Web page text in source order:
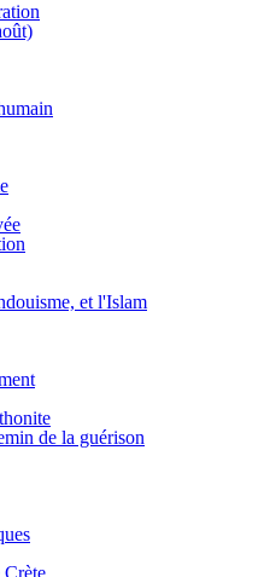
et l'Islam
de la guérison